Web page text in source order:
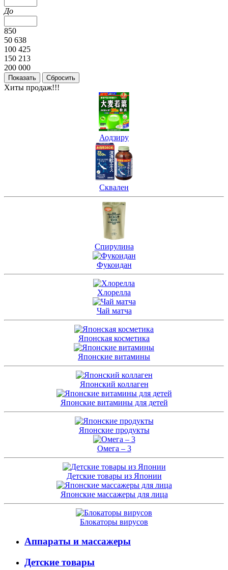
До
850
50 638
100 425
150 213
200 000
Хиты продаж!!!
Аодзиру
Сквален
Спирулина
Фукоидан
Хлорелла
Чай матча
Японская косметика
Японские витамины
Японский коллаген
Японские витамины для детей
Японские продукты
Омега – 3
Детские товары из Японии
Японские массажеры для лица
Блокаторы вирусов
Аппараты и массажеры
Детские товары